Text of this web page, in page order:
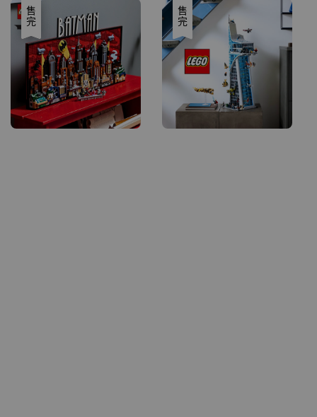
優惠
售完 售完